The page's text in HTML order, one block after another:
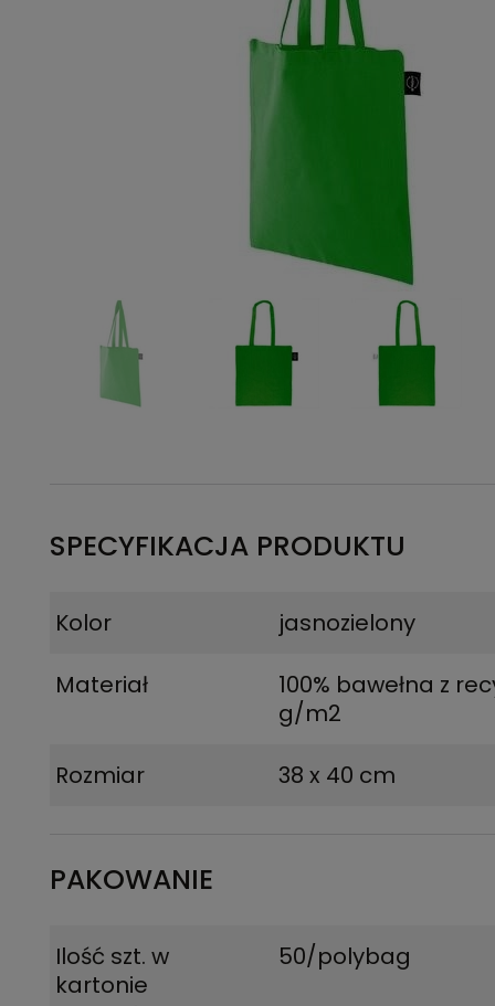
SPECYFIKACJA PRODUKTU
Kolor
jasnozielony
Materiał
100% bawełna z
g/m2
Rozmiar
38 x 40 cm
PAKOWANIE
Ilość szt. w
kartonie
50/polybag